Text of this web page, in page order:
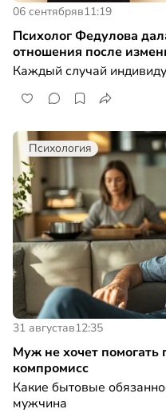
06 сентябряв11:19
Психолог Федулова
отношения после
Каждый случай
Психология
31 августав12:35
Муж не хочет помогать
компромисс
Какие бытовые
мужчина